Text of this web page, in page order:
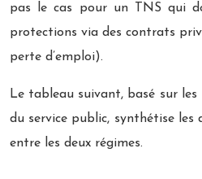
pas le cas pour un TNS qui
protections via des contrats
perte d’emploi).
Le tableau suivant, basé sur
du service public, synthétise les
entre les deux régimes.